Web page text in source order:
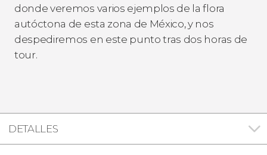
donde veremos varios ejemplos de la flora
autóctona de esta zona de México, y nos
despediremos en este punto tras dos horas de
tour.
DETALLES